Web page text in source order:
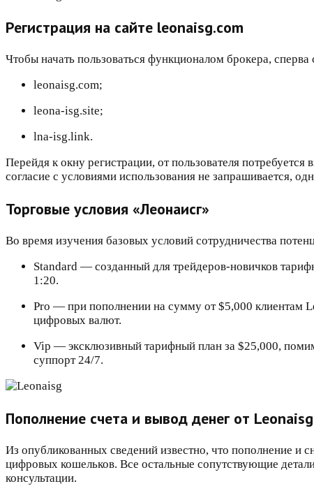
Регистрация на сайте leonaisg.com
Чтобы начать пользоваться функционалом брокера,
leonaisg.com;
leona-isg.site;
lna-isg.link.
Перейдя к окну регистрации, от пользователя
согласие с условиями использования не запрашивается,
Торговые условия «Леонаисг»
Во время изучения базовых условий сотрудничества
Standard — созданный для трейдеров-новичков
1:20.
Pro — при пополнении на сумму от $5,000 клиентам
цифровых валют.
Vip — эксклюзивный тарифный план за $25,000,
суппорт 24/7.
Пополнение счета и вывод денег от Leonaisg
Из опубликованных сведений известно, что пополнение и
цифровых кошельков. Все остальные сопутствующие
консультации.